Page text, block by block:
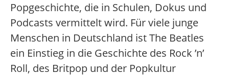
Popgeschichte, die in Schulen, Dokus und
Podcasts vermittelt wird. Für viele junge
Menschen in Deutschland ist The Beatles
ein Einstieg in die Geschichte des Rock ’n’
Roll, des Britpop und der Popkultur